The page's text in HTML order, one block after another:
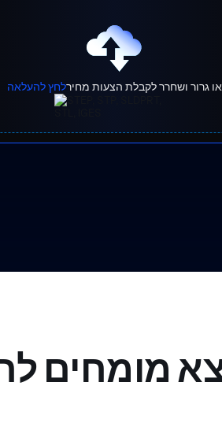
לחץ להעלאהאו גרור ושחרר לקבלת הצעות מחיר
מומחים